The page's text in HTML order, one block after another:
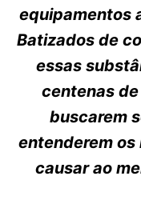
equipamentos
Batizados de
essas
centenas
buscarem
entenderem
causar ao